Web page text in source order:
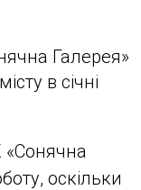
Галерея»
в січні
оскільки